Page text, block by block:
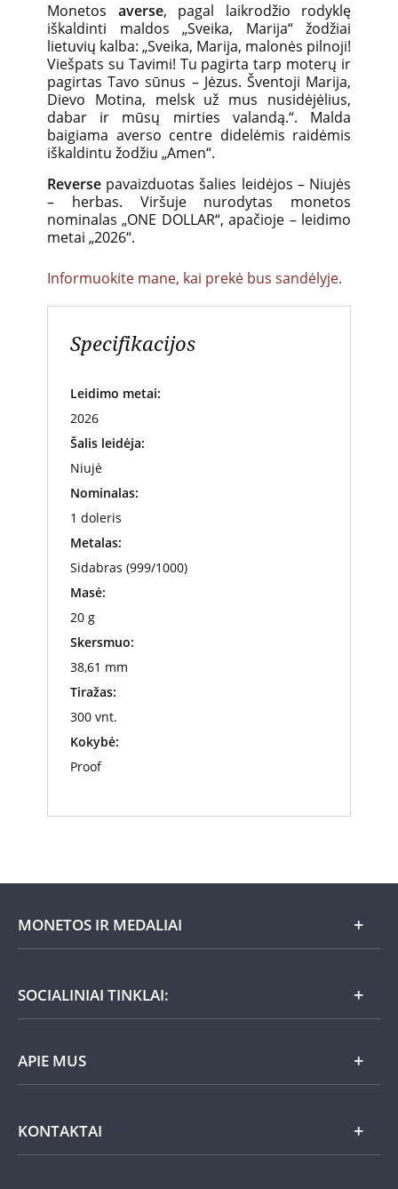
Monetos averse, pagal laikrodžio rodyklę
iškaldinti maldos „Sveika, Marija“ žodžiai
lietuvių kalba: „Sveika, Marija, malonės pilnoji!
Viešpats su Tavimi! Tu pagirta tarp moterų ir
pagirtas Tavo sūnus – Jėzus. Šventoji Marija,
Dievo Motina, melsk už mus nusidėjėlius,
dabar ir mūsų mirties valandą.“. Malda
baigiama averso centre didelėmis raidėmis
iškaldintu žodžiu „Amen“.
Reverse pavaizduotas šalies leidėjos – Niujės
– herbas. Viršuje nurodytas monetos
nominalas „ONE DOLLAR“, apačioje – leidimo
metai „2026“.
Informuokite mane, kai prekė bus sandėlyje.
Specifikacijos
Leidimo metai:
2026
Šalis leidėja:
Niujė
Nominalas:
1 doleris
Metalas:
Sidabras (999/1000)
Masė:
20 g
Skersmuo:
38,61 mm
Tiražas:
300 vnt.
Kokybė:
Proof
MONETOS IR MEDALIAI
Mėnesio pasiūlymai
Dovanų idėjos
Nauja
Auksas
SOCIALINIAI TINKLAI:
APIE MUS
KONTAKTAI